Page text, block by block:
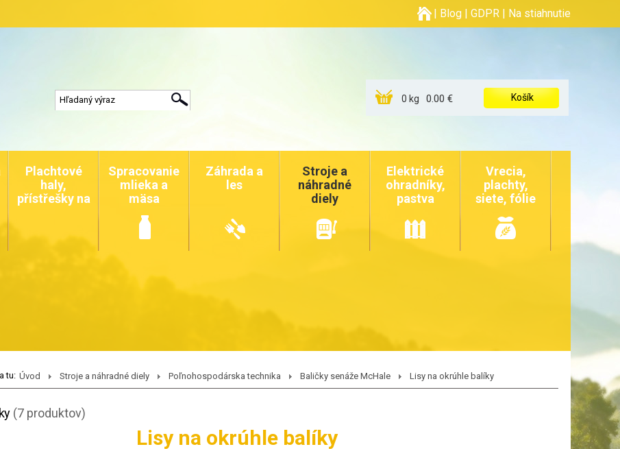
| Blog | GDPR | Na stiahnutie
0 kg 0.00 € Košík
Plachtové
haly,
přístřešky na
Spracovanie
mlieka a
mäsa
Záhrada a
les
Stroje a
náhradné
diely
Elektrické
ohradníky,
pastva
Vrecia,
plachty,
siete, fólie
tu: Úvod Stroje a náhradné diely Poľnohospodárska technika Baličky senáže McHale Lisy na okrúhle balíky
(7 produktov)
Lisy na okrúhle balíky